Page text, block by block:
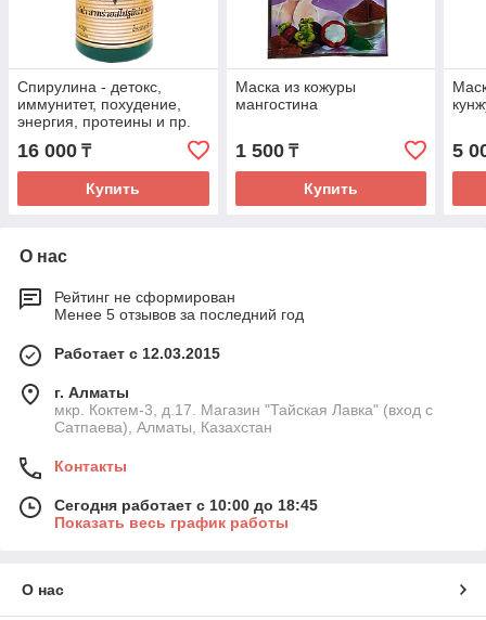
Спирулина - детокс,
иммунитет, похудение,
энергия, протеины и пр.
16 000 ₸
Купить
Маска из кожуры
мангостина
1 500₸
Купить
5
О нас
Рейтинг не сформирован
Менее 5 отзывов за последний год
Работает с 12.03.2015
г. Алматы
мкр. Коктем-3, д.17. Магазин "Тайская Лавка" (вход с
Сатпаева), Алматы, Казахстан
Контакты
Сегодня работает с 10:00 до 18:45
Показать весь график работы
О нас